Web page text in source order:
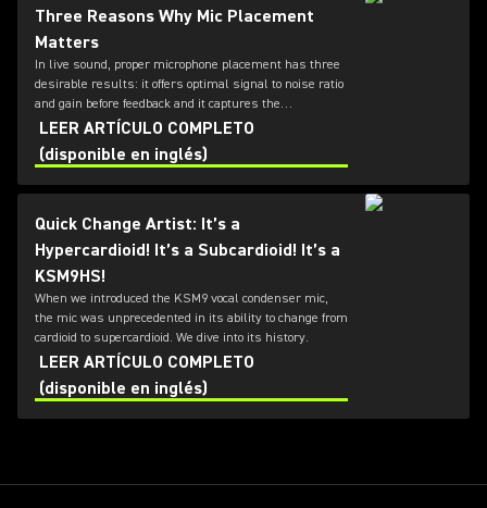
Three Reasons Why Mic Placement
Matters
In live sound, proper microphone placement has three
desirable results: it offers optimal signal to noise ratio
and gain before feedback and it captures the
instrument's "sweet spot."
LEER ARTÍCULO COMPLETO
(disponible en inglés)
Quick Change Artist: It’s a
Hypercardioid! It’s a Subcardioid! It’s a
KSM9HS!
When we introduced the KSM9 vocal condenser mic,
the mic was unprecedented in its ability to change from
cardioid to supercardioid. We dive into its history.
LEER ARTÍCULO COMPLETO
(disponible en inglés)